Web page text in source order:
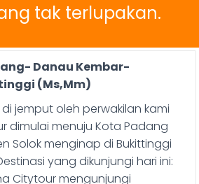
tak terlupakan.
Danau Kembar-
(Ms,Mm)
jemput oleh perwakilan kami
dimulai menuju Kota Padang
Solok menginap di Bukittinggi
yang dikunjungi hari ini:
Citytour mengunjungi